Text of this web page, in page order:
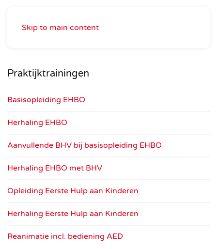
Skip to main content
Praktijktrainingen
Basisopleiding EHBO
Herhaling EHBO
Aanvullende BHV bij basisopleiding EHBO
Herhaling EHBO met BHV
Opleiding Eerste Hulp aan Kinderen
Herhaling Eerste Hulp aan Kinderen
Reanimatie incl. bediening AED